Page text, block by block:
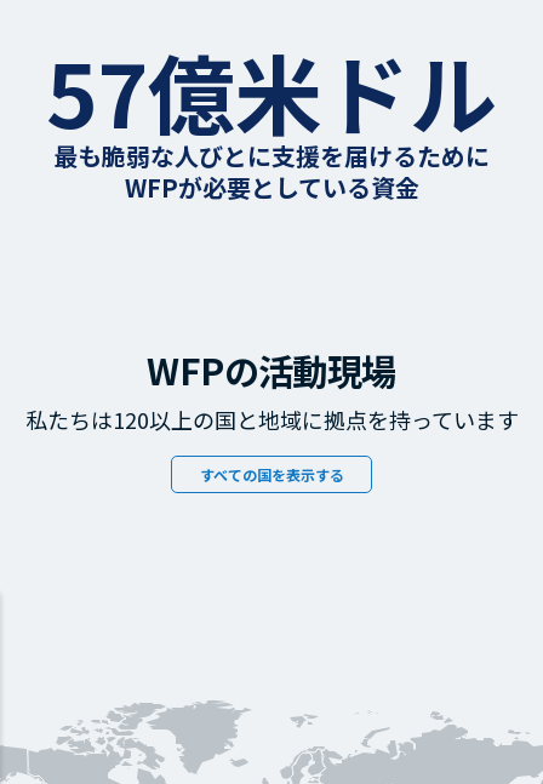
57億米ドル
最も脆弱な人びとに支援を届けるために
WFPが必要としている資金
WFPの活動現場
私たちは120以上の国と地域に拠点を持っています
すべての国を表示する